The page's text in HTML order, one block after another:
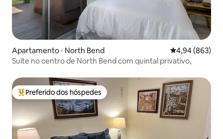
Apartamento ⋅ North Bend 4,94 de uma
4,94 (863)
Suíte no centro de North Bend com quintal privativo,
Entre os melhores preferidos dos hóspedes
Preferido dos hóspedes